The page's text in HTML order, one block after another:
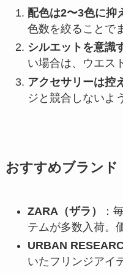
配色は2〜3色に抑
色数を絞ることで
シルエットを意識
い場合は、ウエス
アクセサリーは控
ジと競合しないよ
おすすめブランド
ZARA（ザラ）
：
テムが多数入荷。
URBAN
いたフリンジアイ